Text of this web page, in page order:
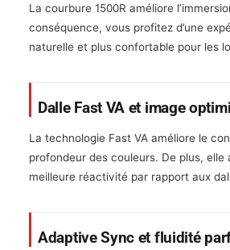
La courbure 1500R améliore
conséquence, vous profitez d’une
naturelle et plus confortable pour les
Dalle Fast VA et image
La technologie Fast VA améliore le
profondeur des couleurs. De plus, elle
meilleure réactivité par rapport aux
Adaptive Sync et fluidité